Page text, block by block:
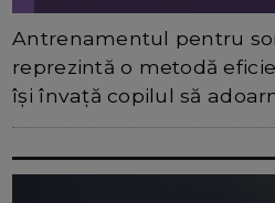
Antrenamentul pentru
reprezintă o metodă
își învață copilul să